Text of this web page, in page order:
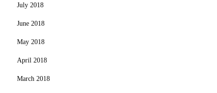
July 2018
June 2018
May 2018
April 2018
March 2018